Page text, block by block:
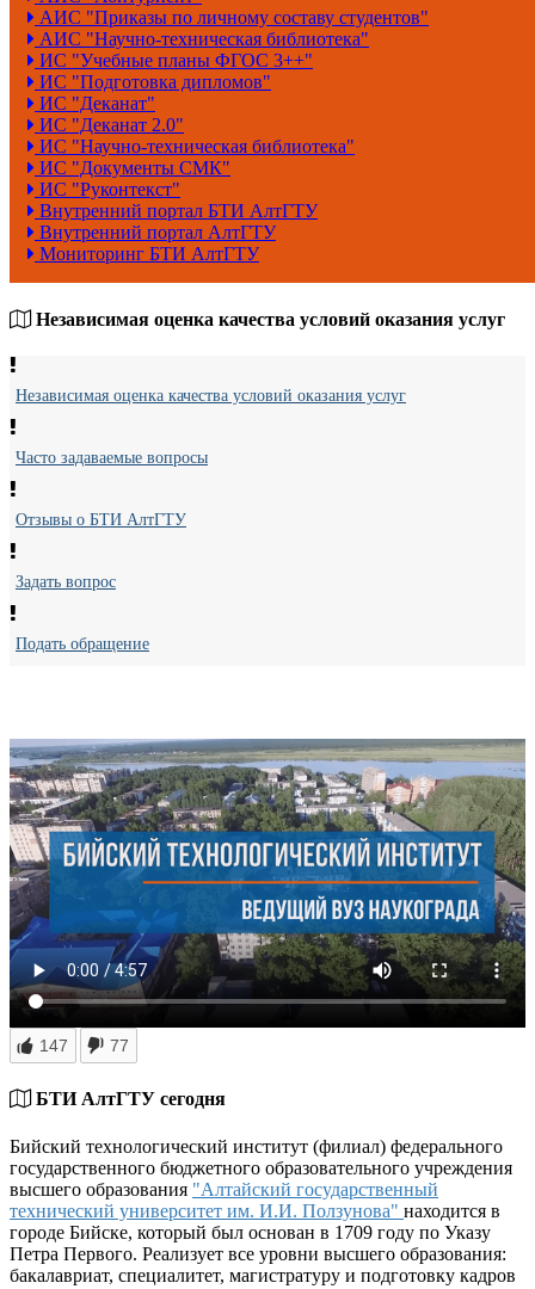
АИС "Приказы по личному составу студентов"
АИС "Научно-техническая библиотека"
ИС "Учебные планы ФГОС 3++"
ИС "Подготовка дипломов"
ИС "Деканат"
ИС "Деканат 2.0"
ИС "Научно-техническая библиотека"
ИС "Документы СМК"
ИС "Руконтекст"
Внутренний портал БТИ АлтГТУ
Внутренний портал АлтГТУ
Мониторинг БТИ АлтГТУ
Независимая оценка качества условий оказания услуг
Независимая оценка качества условий оказания услуг
Часто задаваемые вопросы
Отзывы о БТИ АлтГТУ
Задать вопрос
Подать обращение
147 77
БТИ АлтГТУ сегодня
Бийский технологический институт (филиал) федерального
государственного бюджетного образовательного учреждения
высшего образования "Алтайский государственный
технический университет им. И.И. Ползунова" находится в
городе Бийске, который был основан в 1709 году по Указу
Петра Первого. Реализует все уровни высшего образования:
бакалавриат, специалитет, магистратуру и подготовку кадров